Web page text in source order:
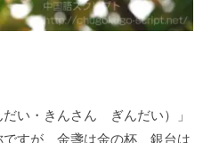
い・きんさん ぎんだい）」
すが、金盞は金の杯、銀台は